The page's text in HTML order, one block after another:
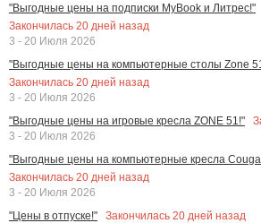
"Выгодные цены на подписки MyBook и Литрес!"
Закончилась 20 дней назад
3 - 20 Июля 2026
"Выгодные цены на компьютерные столы Zone
Закончилась 20 дней назад
3 - 20 Июля 2026
"Выгодные цены на игровые кресла ZONE 51!"
3 - 20 Июля 2026
"Выгодные цены на компьютерные кресла
Закончилась 20 дней назад
3 - 20 Июля 2026
"Цены в отпуске!"
Закончилась 20 дней назад